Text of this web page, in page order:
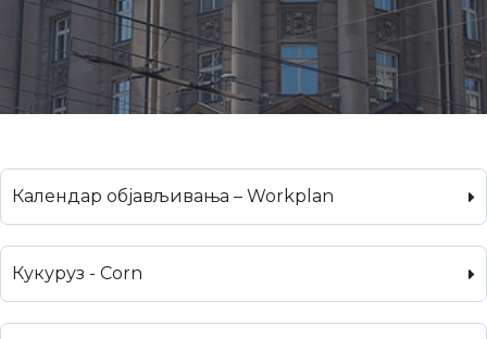
Календар објављивања – Workplan
Кукуруз - Corn